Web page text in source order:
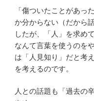
「傷ついたことがあっ
か分からない（だから
したが、「人」を求め
なんて言葉を使うのを
は「人見知り」だと考
を考えるのです。
人との話題も「過去の